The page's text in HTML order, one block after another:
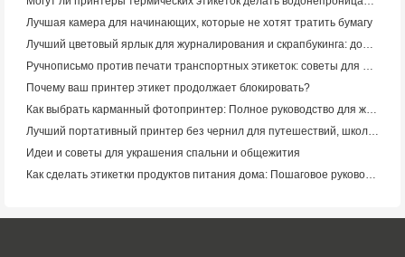
Лучшая камера для начинающих, которые не хотят тратить бумагу
Почему ваш принтер этикет продолжает блокировать?
Идеи и советы для украшения спальни и общежития